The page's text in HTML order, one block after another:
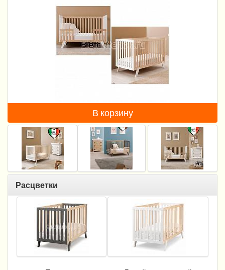
Мебель и аксессуары
Постельные принадлежности
Манежи
Безопасность ребенка
Ходунки и прыгунки
Игры и развитие
Принадлежности для выписки
Сумки для мам и детей
В корзину
Расцветки